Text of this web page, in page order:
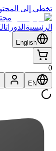
تخطي إلى
الرئيسية الدورات
English
0
EN